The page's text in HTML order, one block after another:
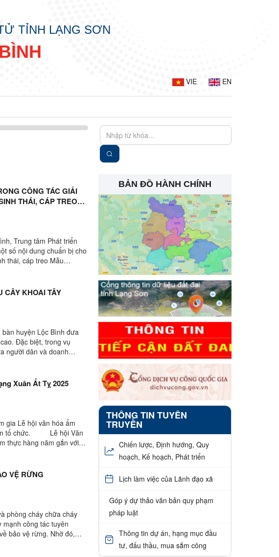
TỈNH LẠNG SƠN
VIE EN
CÔNG TÁC GIẢI
THÁI, CÁP TREO
Trung tâm Phát triển
số nội dung chuẩn bị cho
thái, cáp treo Mẫu
KẾT SẢN XUẤT VÀ TIÊU THU CÂY KHOAI TÂY
huyện Lộc Bình đưa
Đặc biệt, trong vụ
người dân và doanh
Xuân Ất Tỵ 2025
Lễ hội văn hóa ẩm
tổ chức. Lễ hội Văn
thực hàng năm gắn với
VỆ RỪNG
phòng cháy chữa cháy
công tác tuyên
bảo vệ rừng. Nhờ đó,
BẢN ĐỒ HÀNH CHÍNH
THÔNG TIN TUYÊN
TRUYỀN
Chiến lược, Định hướng, Quy
hoạch, Kế hoạch, Phát triển
Lịch làm việc của Lãnh đạo xã
Góp ý dự thảo văn bản quy phạm
pháp luật
Thông tin dự án, hạng mục đầu
tư, đấu thầu, mua sắm công